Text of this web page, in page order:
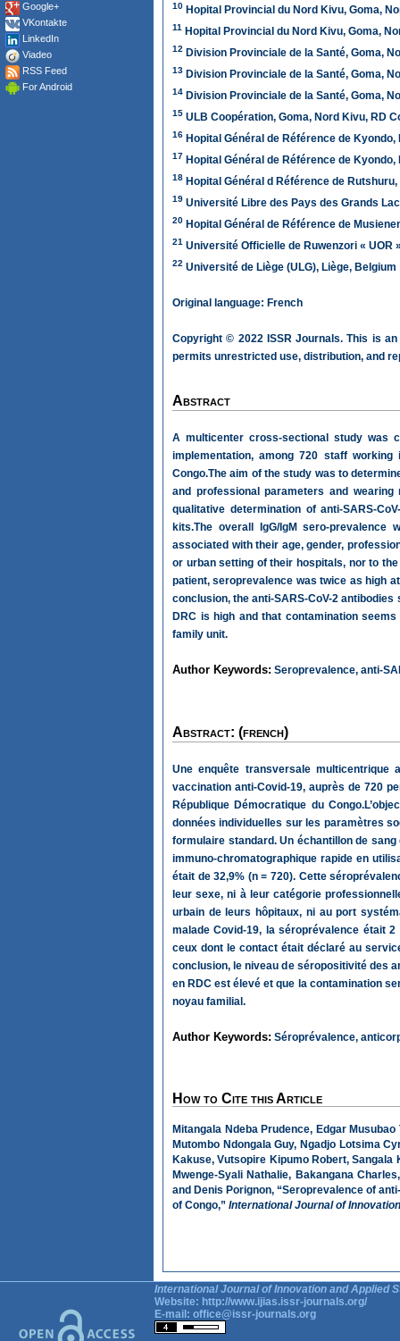
Google+
VKontakte
LinkedIn
Viadeo
RSS Feed
For Android
10 Hopital Provincial du Nord Kivu, Goma,
11 Hopital Provincial du Nord Kivu, Goma,
12 Division Provinciale de la Santé, Goma,
13 Division Provinciale de la Santé, Goma,
14 Division Provinciale de la Santé, Goma,
15 ULB Coopération, Goma, Nord Kivu, RD
16 Hopital Général de Référence de
17 Hopital Général de Référence de
18 Hopital Général d Référence de
19 Université Libre des Pays des Grands
20 Hopital Général de Référence de
21 Université Officielle de Ruwenzori « UOR
22 Université de Liège (ULG), Liège, Belgium
Original language: French
Copyright © 2022 ISSR Journals. This is
permits unrestricted use, distribution, and
Abstract
A multicenter cross-sectional study was
implementation, among 720 staff
Congo.The aim of the study was to
and professional parameters and
qualitative determination of anti-SARS-
kits.The overall IgG/IgM sero-
associated with their age, gender,
or urban setting of their hospitals, nor to
patient, seroprevalence was twice as high
conclusion, the anti-SARS-CoV-2
DRC is high and that contamination
family unit.
Author Keywords: Seroprevalence, anti-
Abstract: (french)
Une enquête transversale
vaccination anti-Covid-19, auprès de 720
République Démocratique du
données individuelles sur les paramètres
formulaire standard. Un échantillon de
immuno-chromatographique rapide en
était de 32,9% (n = 720). Cette
leur sexe, ni à leur catégorie
urbain de leurs hôpitaux, ni au port
malade Covid-19, la séroprévalence était
ceux dont le contact était déclaré au
conclusion, le niveau de séropositivité des
en RDC est élevé et que la contamination
noyau familial.
Author Keywords: Séroprévalence,
How to Cite this Article
Mitangala Ndeba Prudence, Edgar
Mutombo Ndongala Guy, Ngadjo Lotsima
Kakuse, Vutsopire Kipumo Robert,
Mwenge-Syali Nathalie, Bakangana
and Denis Porignon, “Seroprevalence of
of Congo,” International Journal of
International Journal of Innovation and Applied
Website: http://www.ijias.issr-journals.org/
E-mail: office@issr-journals.org